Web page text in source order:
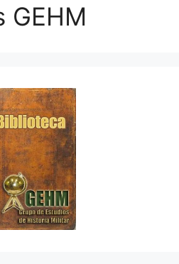
GEHM